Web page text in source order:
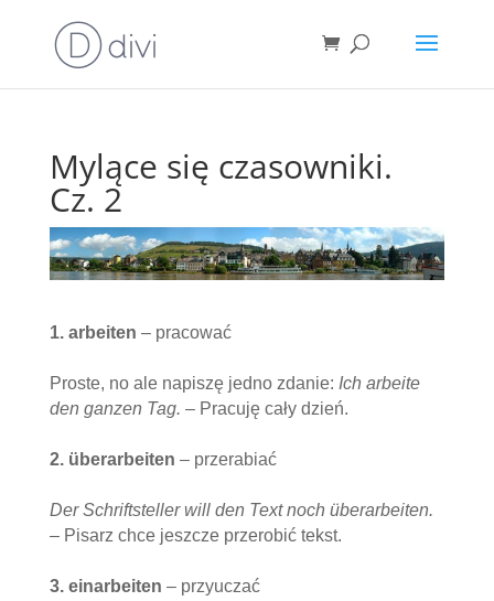
Mylące się czasowniki.
Cz. 2
1. arbeiten – pracować
Proste, no ale napiszę jedno zdanie: Ich arbeite
den ganzen Tag. – Pracuję cały dzień.
2. überarbeiten – przerabiać
Der Schriftsteller will den Text noch überarbeiten.
– Pisarz chce jeszcze przerobić tekst.
3. einarbeiten – przyuczać